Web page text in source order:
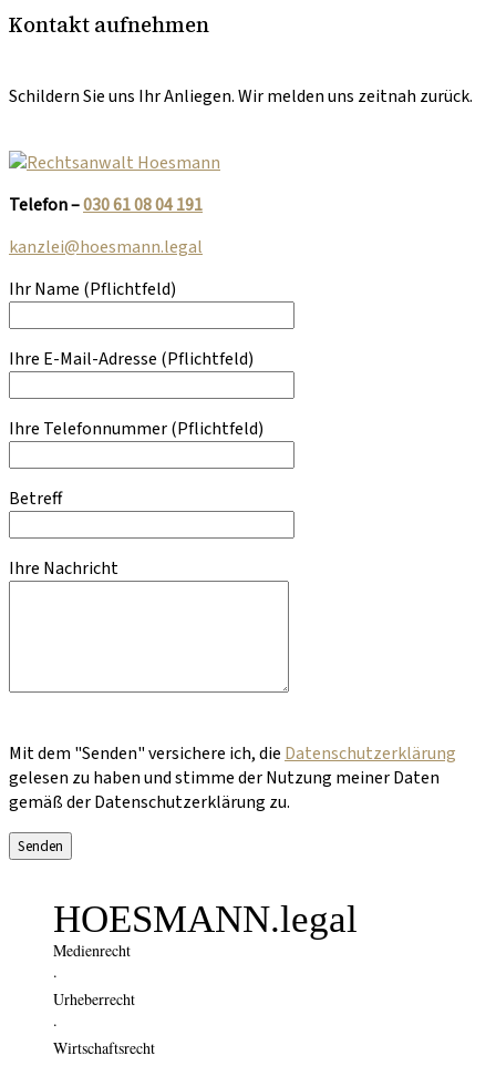
Kontakt aufnehmen
Schildern Sie uns Ihr Anliegen. Wir melden uns zeitnah zurück.
Telefon –030 61 08 04 191
kanzlei@hoesmann.legal
Ihr Name (Pflichtfeld)
Ihre E-Mail-Adresse (Pflichtfeld)
Ihre Telefonnummer(Pflichtfeld)
Betreff
Ihre Nachricht
Mit dem "Senden" versichere ich, die Datenschutzerklärung
gelesen zu haben und stimme der Nutzung meiner Daten
gemäß der Datenschutzerklärung zu.
HOESMANN.legal
Medienrecht
·
Urheberrecht
·
Wirtschaftsrecht